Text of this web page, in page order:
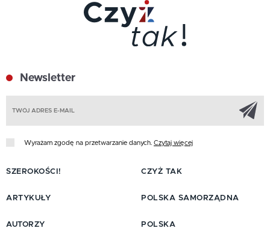
Newsletter
Wyrażam zgodę na przetwarzanie danych. Czytaj więcej
SZEROKOŚCI!
ARTYKUŁY
AUTORZY
CZYŻ TAK
POLSKA SAMORZĄDNA
POLSKA